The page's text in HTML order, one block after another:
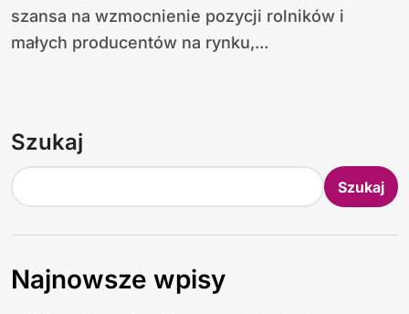
szansa na wzmocnienie pozycji rolników i
małych producentów na rynku,...
Szukaj
Szukaj
Najnowsze wpisy